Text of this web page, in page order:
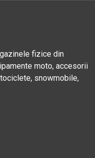
fizice din
moto, accesorii
snowmobile,